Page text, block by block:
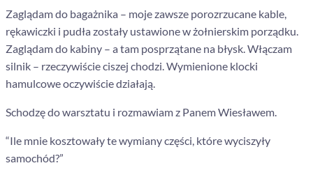
Zaglądam do bagażnika – moje zawsze porozrzucane kable,
rękawiczki i pudła zostały ustawione w żołnierskim porządku.
Zaglądam do kabiny – a tam posprzątane na błysk. Włączam
silnik – rzeczywiście ciszej chodzi. Wymienione klocki
hamulcowe oczywiście działają.
Schodzę do warsztatu i rozmawiam z Panem Wiesławem.
“Ile mnie kosztowały te wymiany części, które wyciszyły
samochód?”